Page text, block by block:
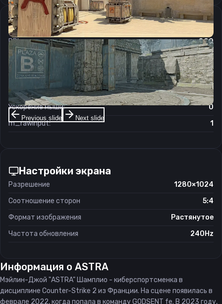
Previous slide Next slide
Настройки мыши
DPI:
800
Чувствительность мыши в игре:
1.25
Чувствительность мыши в зуме:
1.15
Чувствительность мыши в Windows:
6/11
Ускорение мыши:
0
m_rawinput:
1
Настройки экрана
Разрешение
1280×1024
Соотношение сторон
5:4
Формат изображения
Растянутое
Частота обновления
240Hz
Информация о ASTRA
Мэйлин-Джой "ASTRA" Шамплио - киберспортсменка в
дисциплине Counter-Strike 2 из Франции. На сцене появилась в
феврале 2022, когда попала в команду GODSENT fe. В 2023 году,